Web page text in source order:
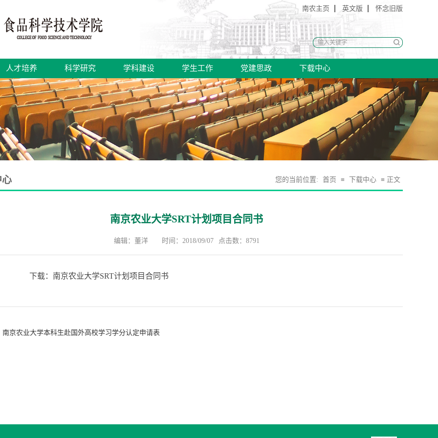
南农主页 英文版 怀念旧版
人才培养 科学研究 学科建设 学生工作 党建思政 下载中心
您的当前位置: 首页 ≡ 下载中心 ≡ 正文
心
南京农业大学SRT计划项目合同书
编辑：董洋 时间：2018/09/07 点击数： 8791
下载： 南京农业大学SRT计划项目合同书
南京农业大学本科生赴国外高校学习学分认定申请表